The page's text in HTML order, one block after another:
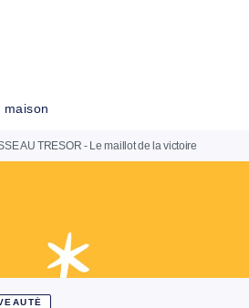
maison
AU TRESOR - Le maillot de la victoire